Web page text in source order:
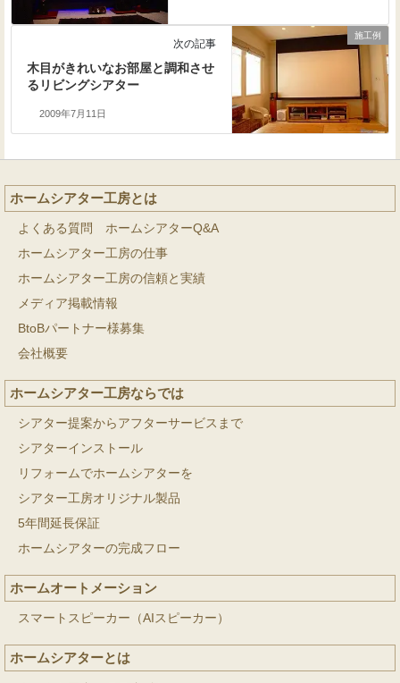
施工例
次の記事
木目がきれいなお部屋と調和させ
るリビングシアター
2009年7月11日
ホームシアター工房とは
よくある質問 ホームシアターQ&A
ホームシアター工房の仕事
ホームシアター工房の信頼と実績
メディア掲載情報
BtoBパートナー様募集
会社概要
ホームシアター工房ならでは
シアター提案からアフターサービスまで
シアターインストール
リフォームでホームシアターを
シアター工房オリジナル製品
5年間延長保証
ホームシアターの完成フロー
ホームオートメーション
スマートスピーカー（AIスピーカー）
ホームシアターとは